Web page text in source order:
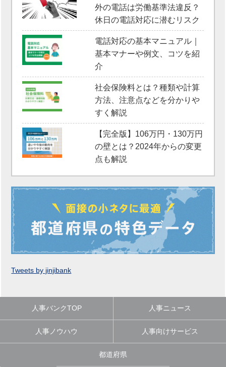
外の電話は労働基準法違反？
休日の電話対応に潜むリスク
電話対応の基本マニュアル｜
基本マナーや例文、コツを紹
介
社会保険料とは？種類や計算
方法、注意点などを分かりや
すく解説
【完全版】106万円・130万円
の壁とは？2024年からの変更
点も解説
Tweets by jinjibank
人事バンクTOP 人事ニュース
人事ノウハウ 人事向けサービス
都道府県